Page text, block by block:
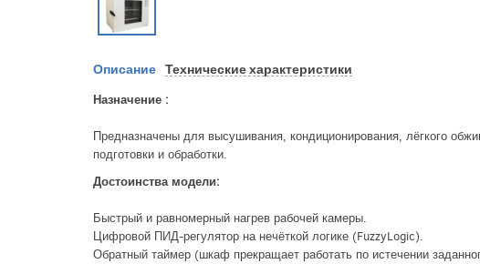
Описание Технические характеристики
Назначение :
Предназначены для высушивания, кондиционирования, лёгкого
подготовки и обработки.
Достоинства модели:
Быстрый и равномерный нагрев рабочей камеры.
Цифровой ПИД-регулятор на нечёткой логике (FuzzyLogic).
Обратный таймер (шкаф прекращает работать по истечении